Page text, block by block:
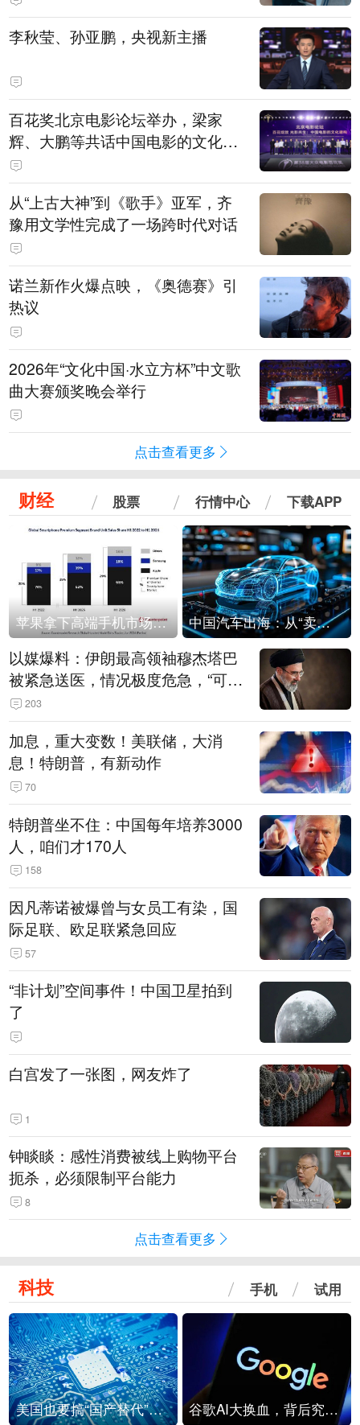
白，主演均为广州本土演员
李秋莹、孙亚鹏，央视新主播
百花奖北京电影论坛举办，梁家
辉、大鹏等共话中国电影的文化建
构
从“上古大神”到《歌手》亚军，齐
豫用文学性完成了一场跨时代对话
诺兰新作火爆点映，《奥德赛》引
热议
2026年“文化中国·水立方杯”中文歌
曲大赛颁奖晚会举行
点击查看更多
财经 股票 行情中心 下载APP
苹果拿下高端手机市场65%的份额：iPhone 17系列功不可没 中国汽车出海：从“卖出去”到“走进去”
以媒爆料：伊朗最高领袖穆杰塔巴
被紧急送医，情况极度危急，“可能
随时会死去”
203
加息，重大变数！美联储，大消
息！特朗普，有新动作
70
特朗普坐不住：中国每年培养3000
人，咱们才170人
158
因凡蒂诺被爆曾与女员工有染，国
际足联、欧足联紧急回应
57
“非计划”空间事件！中国卫星拍到
了
白宫发了一张图，网友炸了
1
钟睒睒：感性消费被线上购物平台
扼杀，必须限制平台能力
8
点击查看更多
科技 手机 试用
美国也要搞“国产替代”？先算清三笔账 谷歌AI大换血，背后究竟发生了什么？